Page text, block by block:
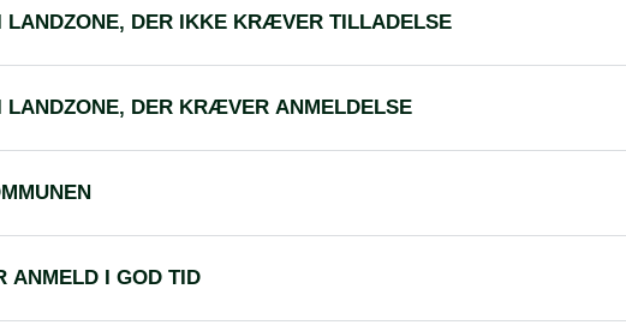
DER IKKE KRÆVER TILLADELSE
DER KRÆVER ANMELDELSE
ANMELD I GOD TID